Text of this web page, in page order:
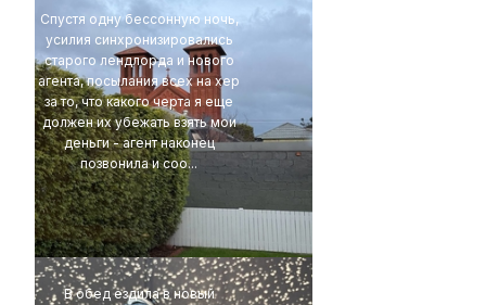
Спустя одну бессонную ночь,
усилия синхронизировались
старого лендлорда и нового
агента, посылания всех на хер
за то, что какого черта я еще
должен их убежать взять мои
деньги - агент наконец
позвонила и соо...
4Eki
В обед ездила в новый